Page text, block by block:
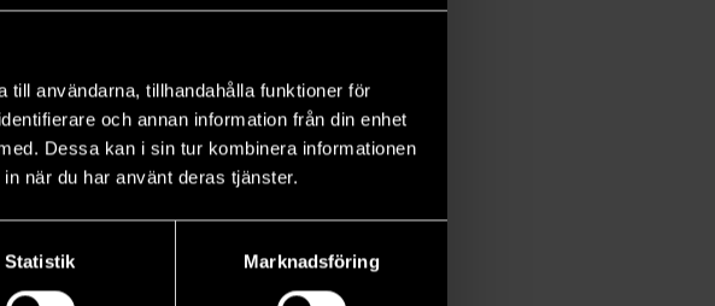
till användarna, tillhandahålla funktioner för
och annan information från din enhet
Dessa kan i sin tur kombinera informationen
när du har använt deras tjänster.
Statistik Marknadsföring